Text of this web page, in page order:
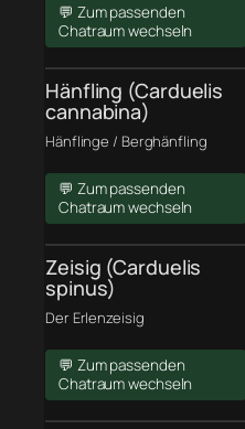
💬 Zum passenden
Chatraum wechseln
Hänfling (Carduelis
cannabina)
Hänflinge / Berghänfling
💬 Zum passenden
Chatraum wechseln
Zeisig (Carduelis
spinus)
Der Erlenzeisig
💬 Zum passenden
Chatraum wechseln